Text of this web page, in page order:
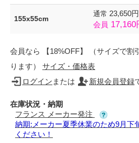
155x55cm
通常 23,650
会員 17,160
会員なら 【18%OFF】 （サイズで割
ります） サイズ・価格表
ログイン または 新規会員登録
在庫状況・納期
フランス メーカー発注
納期:メーカー夏季休業のため9月下
ください！